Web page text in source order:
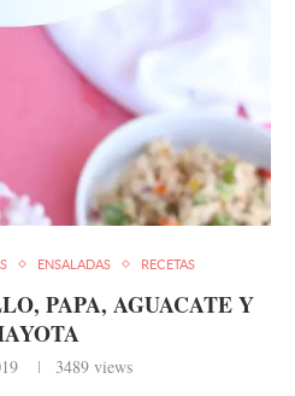
ENSALADAS RECETAS
PAPA, AGUACATE Y
3489views